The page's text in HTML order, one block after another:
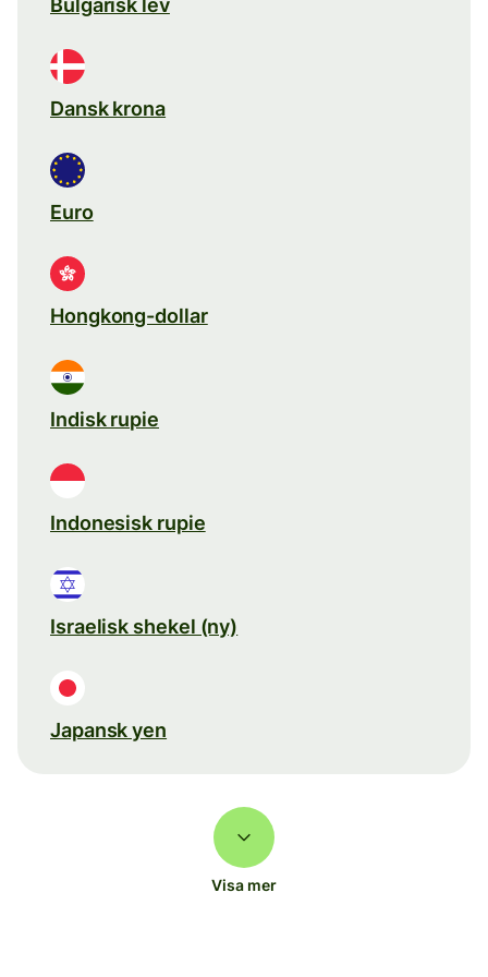
Bulgarisk lev
Dansk krona
Euro
Hongkong-dollar
Indisk rupie
Indonesisk rupie
Israelisk shekel (ny)
Japansk yen
Visa mer